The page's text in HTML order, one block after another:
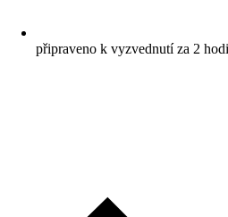
připraveno k vyzvednutí za 2